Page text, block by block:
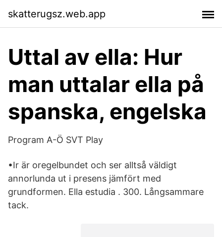
skatterugsz.web.app
Uttal av ella: Hur
man uttalar ella på
spanska, engelska
Program A-Ö SVT Play
•Ir är oregelbundet och ser alltså väldigt
annorlunda ut i presens jämfört med
grundformen. Ella estudia . 300. Långsammare
tack.